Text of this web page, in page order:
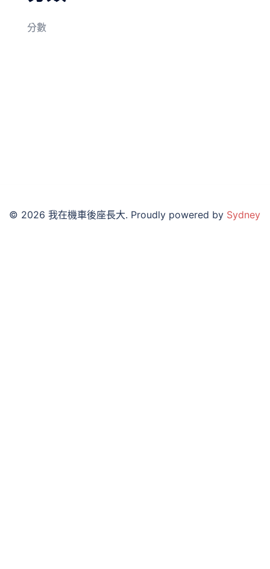
分數
© 2026 我在機車後座長大. Proudly powered by Sydney